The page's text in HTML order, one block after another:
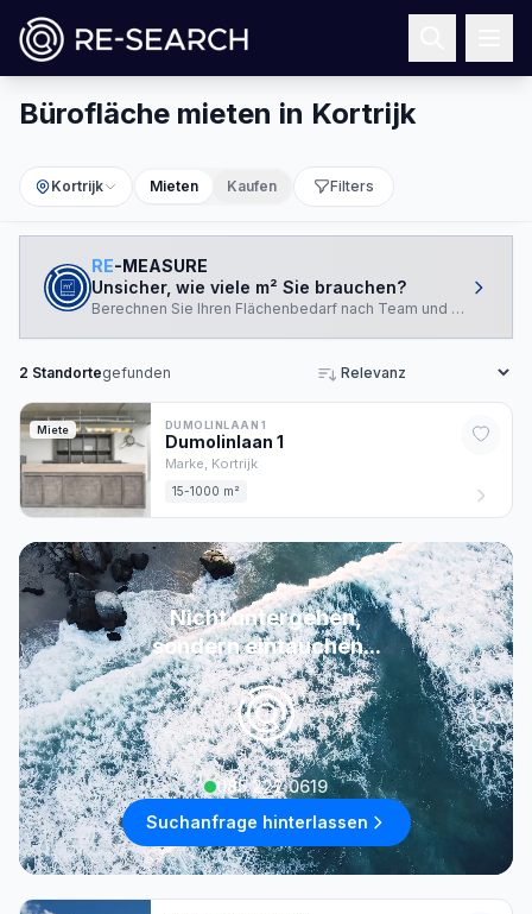
Bürofläche mieten in Kortrijk
Kortrijk Mieten Kaufen Filters
RE-MEASURE
Unsicher, wie viele m² Sie brauchen?
Berechnen Sie Ihren Flächenbedarf nach Team und
2 Standortegefunden Sortieren
Miete DUMOLINLAAN 1
Dumolinlaan 1
Marke, Kortrijk
15-1000 m²
Nicht untergehen,
sondern eintauchen...
085 222 0619
Suchanfrage hinterlassen